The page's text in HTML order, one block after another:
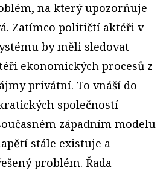
na který upozorňuje
Zatímco političtí aktéři v
by měli sledovat
ekonomických procesů z
privátní. To vnáší do
společností
západním modelu
stále existuje a
problém. Řada